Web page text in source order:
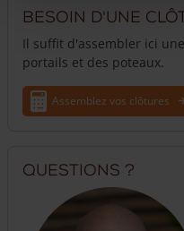
Attention : ces manchons
qu’aux poteaux d’un
fraiser les piquets pour
Besoin d'une
Il suffit d'assembler ici
portails et des poteaux.
Assemblez vos clôtures
Questions ?